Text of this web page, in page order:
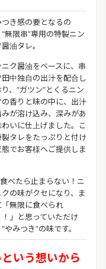
つき感の要となるの
“無限串”専用の特製ニン
油タレ。
ニク醤油をベースに、串
田中独自の出汁を配合し
り、“ガツン”とくるニン
の香りと味の中に、出汁
みが溶け込み、深みがあ
わいに仕上げました。こ
製タレをたっぷりと付け
態でお客様へご提供しま
べたら止まらない！ニ
クの味がクセになり、ま
「無限に食べられ
！」と思っていただけ
やみつき”の味です。
いう想いから